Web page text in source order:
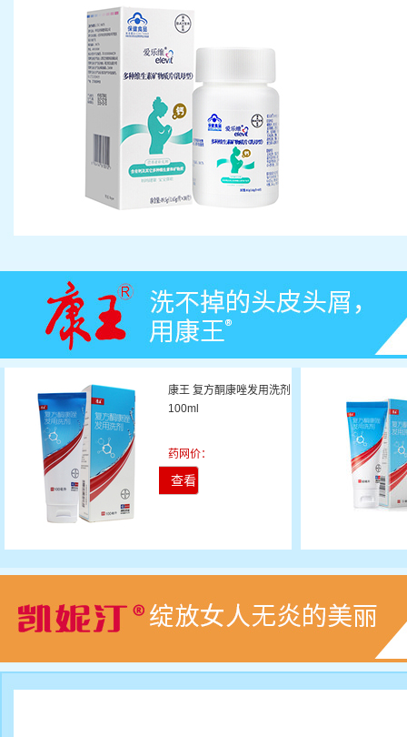
康王 复方酮康唑发用洗剂
100ml
药网价：
查看